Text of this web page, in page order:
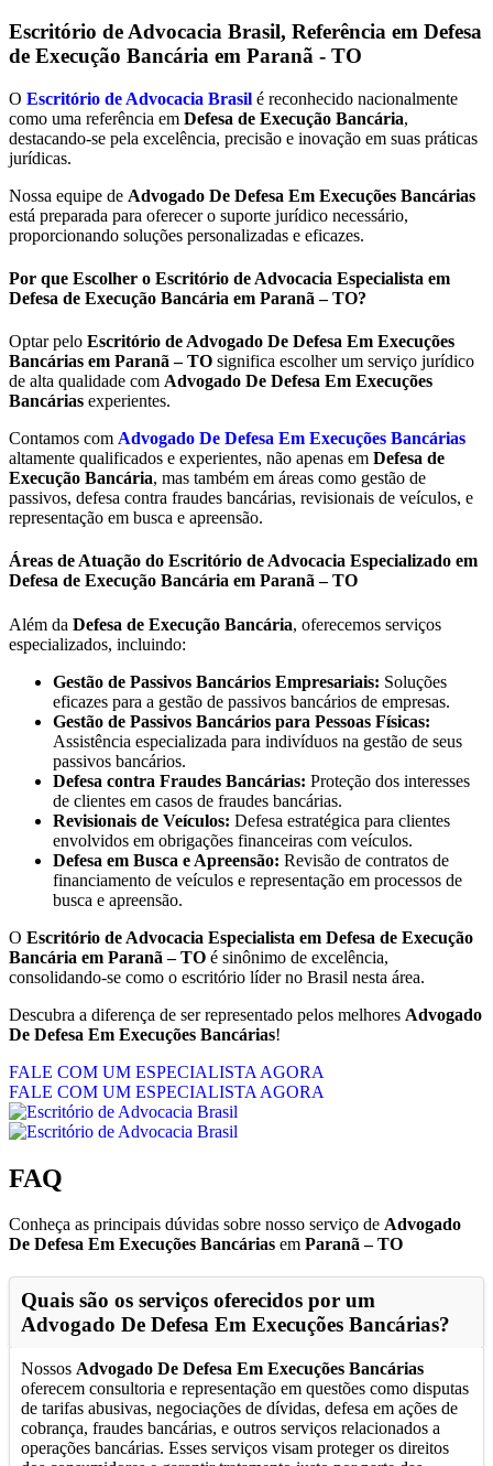
Escritório de Advocacia Brasil, Referência em Defesa
de Execução Bancária em Paranã - TO
O Escritório de Advocacia Brasil é reconhecido nacionalmente
como uma referência em Defesa de Execução Bancária,
destacando-se pela excelência, precisão e inovação em suas práticas
jurídicas.
Nossa equipe de Advogado De Defesa Em Execuções Bancárias
está preparada para oferecer o suporte jurídico necessário,
proporcionando soluções personalizadas e eficazes.
Por que Escolher o Escritório de Advocacia Especialista em
Defesa de Execução Bancária em Paranã – TO?
Optar pelo Escritório de Advogado De Defesa Em Execuções
Bancárias em Paranã – TO significa escolher um serviço jurídico
de alta qualidade com Advogado De Defesa Em Execuções
Bancárias experientes.
Contamos com Advogado De Defesa Em Execuções Bancárias
altamente qualificados e experientes, não apenas em Defesa de
Execução Bancária, mas também em áreas como gestão de
passivos, defesa contra fraudes bancárias, revisionais de veículos, e
representação em busca e apreensão.
Áreas de Atuação do Escritório de Advocacia Especializado em
Defesa de Execução Bancária em Paranã – TO
Além da Defesa de Execução Bancária, oferecemos serviços
especializados, incluindo:
Gestão de Passivos Bancários Empresariais: Soluções
eficazes para a gestão de passivos bancários de empresas.
Gestão de Passivos Bancários para Pessoas Físicas:
Assistência especializada para indivíduos na gestão de seus
passivos bancários.
Defesa contra Fraudes Bancárias: Proteção dos interesses
de clientes em casos de fraudes bancárias.
Revisionais de Veículos: Defesa estratégica para clientes
envolvidos em obrigações financeiras com veículos.
Defesa em Busca e Apreensão: Revisão de contratos de
financiamento de veículos e representação em processos de
busca e apreensão.
O Escritório de Advocacia Especialista em Defesa de Execução
Bancária em Paranã – TO é sinônimo de excelência,
consolidando-se como o escritório líder no Brasil nesta área.
Descubra a diferença de ser representado pelos melhores Advogado
De Defesa Em Execuções Bancárias!
FALE COM UM ESPECIALISTA AGORA
FALE COM UM ESPECIALISTA AGORA
FAQ
Conheça as principais dúvidas sobre nosso serviço de Advogado
De Defesa Em Execuções Bancárias em Paranã – TO
Quais são os serviços oferecidos por um
Advogado De Defesa Em Execuções Bancárias?
Nossos Advogado De Defesa Em Execuções Bancárias
oferecem consultoria e representação em questões como disputas
de tarifas abusivas, negociações de dívidas, defesa em ações de
cobrança, fraudes bancárias, e outros serviços relacionados a
operações bancárias. Esses serviços visam proteger os direitos